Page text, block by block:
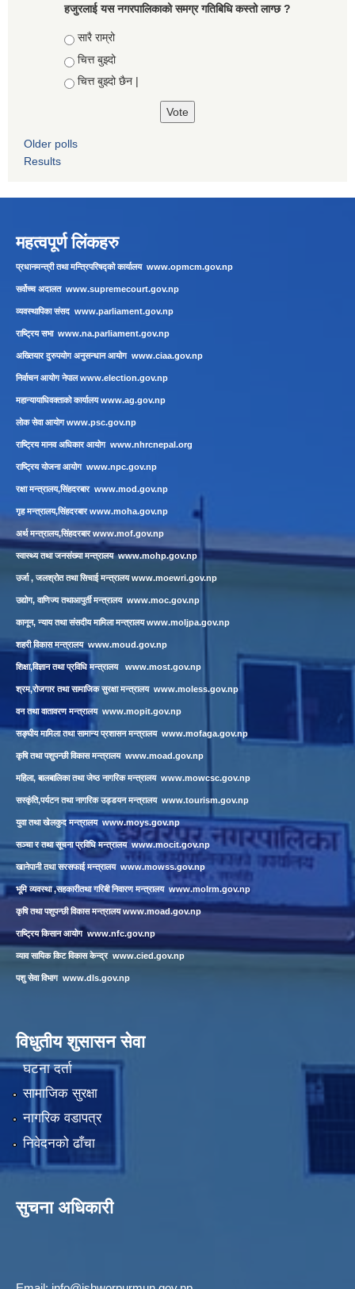
हजुरलाई यस नगरपालिकाको समग्र गतिबिधि कस्तो लाग्छ ?
Choices
सारै राम्रो
चित्त बुझ्दो
चित्त बुझ्दो छैन |
Older polls
Results
महत्वपूर्ण लिंकहरु
प्रधानमन्त्री तथा मन्त्रिपरिषद्को कार्यालय www.opmcm.gov.np
सर्वोच्च अदालत www.supremecourt.gov.np
व्यवस्थापिका संसद www.parliament.gov.np
राष्ट्रिय सभा www.na.parliament.gov.np
अख्तियार दुरुपयोग अनुसन्धान आयोग www.ciaa.gov.np
निर्वाचन आयोग नेपालwww.election.gov.np
महान्यायाधिवक्ताको कार्यालयwww.ag.gov.np
लाेक सेवा आयाेगwww.psc.gov.np
राष्ट्रिय मानव अधिकार आयोग www.nhrcnepal.org
राष्ट्रिय योजना आयोग www.npc.gov.np
रक्षा मन्त्रालय,सिंहदरबार www.mod.gov.np
गृह मन्त्रालय,सिंहदरबारwww.moha.gov.np
अर्थ मन्त्रालय,सिंहदरबारwww.mof.gov.np
स्वास्थ्य तथा जनसंख्या मन्त्रालयwww.mohp.gov.np
उर्जा , जलश्रोत तथा सिचाई मन्त्रालयwww.moewri.gov.np
उद्योग, वाणिज्य तथाआपुर्ती मन्त्रालय www.moc.gov.np
कानून, न्याय तथा संसदीय मामिला मन्त्रालयwww.moljpa.gov.np
शहरी विकास मन्त्रालयwww.moud.gov.np
शिक्षा,विज्ञान तथा प्रविधि मन्त्रालय www.most.gov.np
श्रम,रोजगार तथा सामाजिक सुरक्षा मन्त्रालय www.moless.gov.np
वन तथा वातावरण मन्त्रालय www.mopit.gov.np
सङ्घीय मामिला तथा सामान्य प्रशासन मन्त्रालय www.mofaga.gov.np
कृषि तथा पशुपन्छी विकास मन्त्रालय www.moad.gov.np
महिला, बालबालिका तथा जेष्ठ नागरिक मन्त्रालय www.mowcsc.gov.np
सस्कृंति,पर्यटन तथा नागरिक उड्डयन मन्त्रालय www.tourism.gov.np
युवा तथा खेलकुद मन्त्रालय www.moys.gov.np
सञ्चा र तथा सूचना प्रविधि मन्त्रालय www.mocit.gov.np
खानेपानी तथा सरसफाई मन्त्रालय www.mowss.gov.np
भूमि व्यवस्था ,सहकारीतथा गरिबी निवारण मन्त्रालय www.molrm.gov.np
कृषि तथा पशुपन्छी विकास मन्त्रालयwww.moad.gov.np
राष्ट्रिय किसान आयोग www.nfc.gov.np
व्याव सायिक किट विकास केन्द्र www.cied.gov.np
पशु सेवा विभाग www.dls.gov.np
विधुतीय शुसासन सेवा
घटना दर्ता
सामाजिक सुरक्षा
नागरिक वडापत्र
निवेदनको ढाँचा
सुचना अधिकारी